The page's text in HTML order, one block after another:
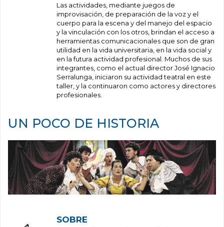
Las actividades, mediante juegos de
improvisación, de preparación de la voz y el
cuerpo para la escena y del manejo del espacio
y la vinculación con los otros, brindan el acceso a
herramientas comunicacionales que son de gran
utilidad en la vida universitaria, en la vida social y
en la futura actividad profesional. Muchos de sus
integrantes, como el actual director José Ignacio
Serralunga, iniciaron su actividad teatral en este
taller, y la continuaron como actores y directores
profesionales.
UN POCO DE HISTORIA
SOBRE